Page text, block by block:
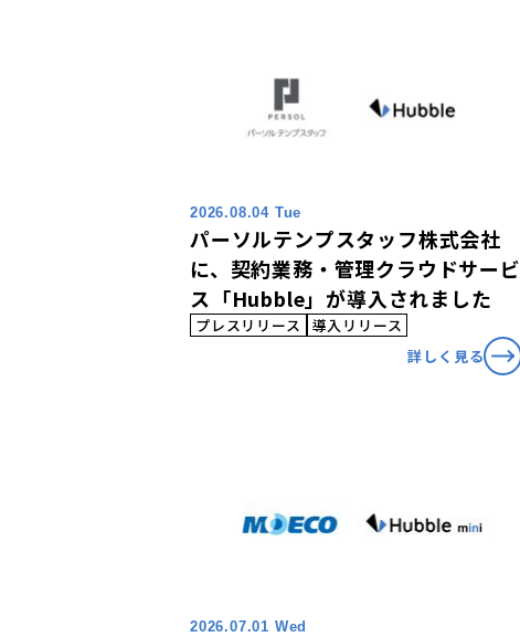
2026.08.04 Tue
パーソルテンプスタッフ株式会社
に、契約業務・管理クラウドサービ
ス「Hubble」が導入されました
プレスリリース
導入リリース
詳しく見る
2026.07.01 Wed